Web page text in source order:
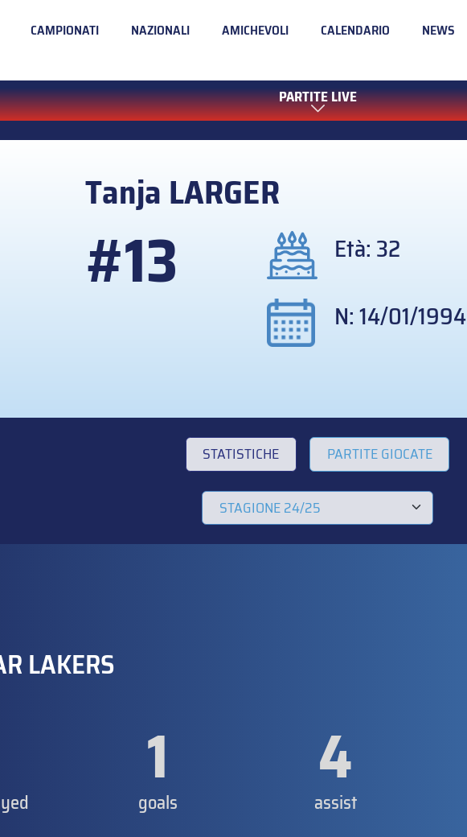
CAMPIONATI NAZIONALI AMICHEVOLI CALENDARIO NEWS
PARTITE LIVE
Tanja LARGER
#13 Età: 32
N: 14/01/1994
STATISTICHE PARTITE GIOCATE
LAKERS
1
goals 4
assist